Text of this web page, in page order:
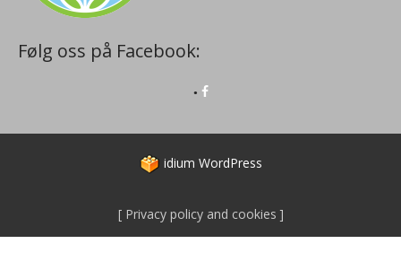
Følg oss på Facebook:
idium WordPress
Privacy policy and cookies